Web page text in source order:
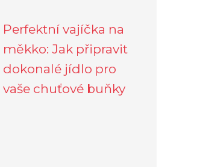
Perfektní vajíčka na
měkko: Jak připravit
dokonalé jídlo pro
vaše chuťové buňky